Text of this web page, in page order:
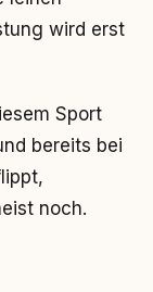
wird erst
Sport
bereits bei
noch.